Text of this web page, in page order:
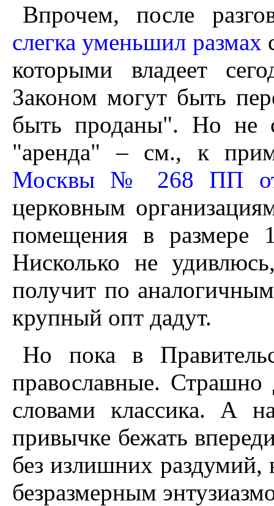
Впрочем, после
слегка уменьшил размах
которыми владеет
Законом могут быть
быть проданы". Но не
"аренда" – см., к
Москвы № 268 ПП от
церковным
помещения в размере
Нисколько не
получит по
крупный опт дадут.
Но пока в
православные. Страшно
словами классика. А
привычке бежать
без излишних раздумий,
безразмерным